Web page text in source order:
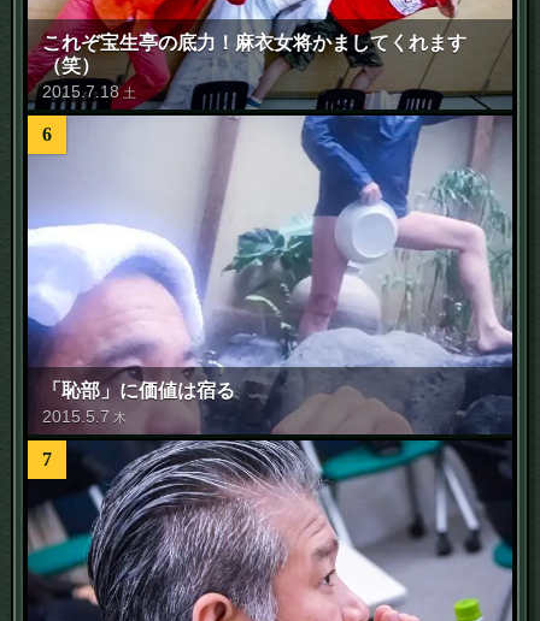
これぞ宝生亭の底力！麻衣女将かましてくれます
（笑）
2015.7. 18 土
6
「恥部」に価値は宿る
2015 5 .7 木
7